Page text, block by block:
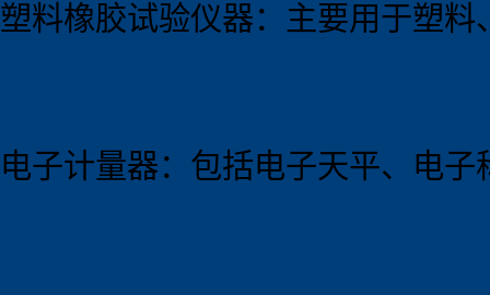
塑料橡胶试验仪器：主要用于塑
电子计量器：包括电子天平、电